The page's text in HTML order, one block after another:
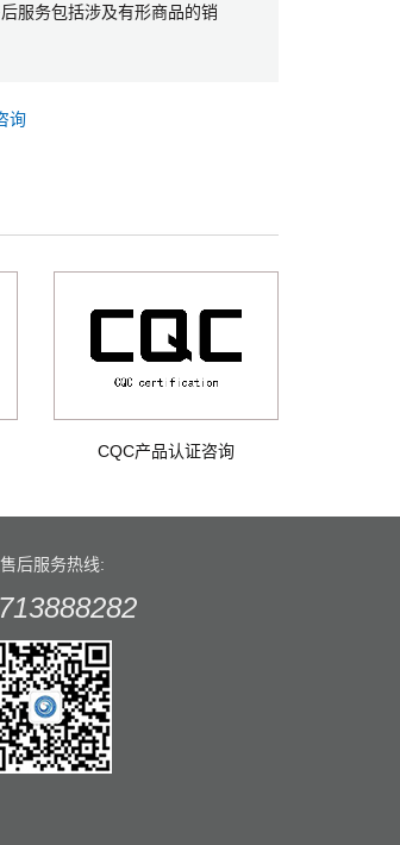
服务包括涉及有形商品的销
询
CQC产品认证咨询
后服务热线: